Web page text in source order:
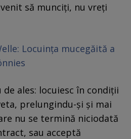
să munciți, nu vreți
Locuința mucegăită a
ales: locuiesc în condiții
prelungindu-și și mai
nu se termină niciodată
sau acceptă